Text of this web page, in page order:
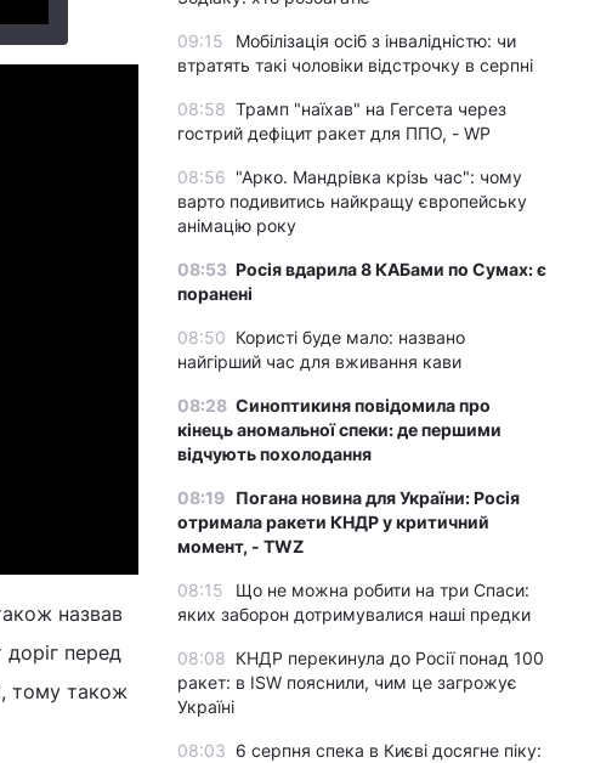
назвав
перед
тому також
09:15
Мобілізація осіб з інвалідністю: чи
втратять такі чоловіки відстрочку в серпні
08:58 Трамп "наїхав" на Гегсета через
гострий дефіцит ракет для ППО, - WP
08:56 "Арко. Мандрівка крізь час": чому
варто подивитись найкращу європейську
анімацію року
08:53 Росія вдарила 8 КАБами по Сумах: є
поранені
08:50 Користі буде мало: названо
найгірший час для вживання кави
08:28 Синоптикиня повідомила про
кінець аномальної спеки: де першими
відчують похолодання
08:19 Погана новина для України: Росія
отримала ракети КНДР у критичний
момент, - TWZ
08:15
Що не можна робити на три Спаси:
яких заборон дотримувалися наші предки
08:08 КНДР перекинула до Росії понад 100
ракет: в ISW пояснили, чим це загрожує
Україні
08:03 6 серпня спека в Києві досягне піку: